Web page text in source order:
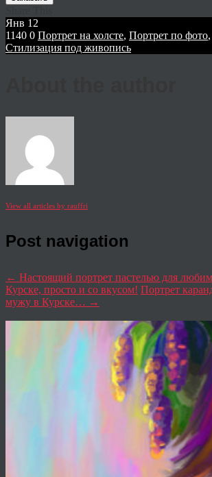
Янв 12
1140 0 Портрет на холсте, Портрет по фото,
Стилизация под живопись
View all articles by rauffri
Post navigation
← Настоящий портрет пастелью для
Курске, просто и со вкусом! Портрет
мужу в Курске… →